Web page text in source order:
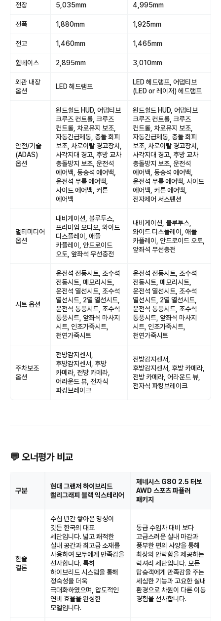
전장 5,035mm 4,995mm
전폭 1,880mm 1,925mm
전고 1,460mm 1,465mm
휠베이스 2,895mm 3,010mm
외관 내장
옵션
LED 헤드램프
LED 헤드램프, 어댑티브
(LED or 레이저) 헤드램프
안전/기술
(ADAS)
옵션
윈드쉴드 HUD, 어댑티브
크루즈 컨트롤, 크루즈
컨트롤, 차로유지 보조,
자동긴급제동, 충돌 회피
보조, 차로이탈 경고장치,
사각지대 경고, 후방 교차
충돌방지 보조, 운전석
에어백, 동승석 에어백,
운전석 무릎 에어백,
사이드 에어백, 커튼
에어백
윈드쉴드 HUD, 어댑티브
크루즈 컨트롤, 크루즈
컨트롤, 차로유지 보조,
자동긴급제동, 충돌 회피
보조, 차로이탈 경고장치,
사각지대 경고, 후방 교차
충돌방지 보조, 운전석
에어백, 동승석 에어백,
운전석 무릎 에어백, 사이드
에어백, 커튼 에어백,
전자제어 서스펜션
멀티미디어
옵션
내비게이션, 블루투스,
프리미엄 오디오, 와이드
디스플레이, 애플
카플레이, 안드로이드
오토, 앞좌석 무선충전
내비게이션, 블루투스,
와이드 디스플레이, 애플
카플레이, 안드로이드 오토,
앞좌석 무선충전
시트 옵션
운전석 전동시트, 조수석
전동시트, 메모리시트,
운전석 열선시트, 조수석
열선시트, 2열 열선시트,
운전석 통풍시트, 조수석
통풍시트, 앞좌석 마사지
시트, 인조가죽시트,
천연가죽시트
운전석 전동시트, 조수석
전동시트, 메모리시트,
운전석 열선시트, 조수석
열선시트, 2열 열선시트,
운전석 통풍시트, 조수석
통풍시트, 앞좌석 마사지
시트, 인조가죽시트,
천연가죽시트
주차보조
옵션
전방감지센서,
후방감지센서, 후방
카메라, 전방 카메라,
어라운드 뷰, 전자식
파킹브레이크
전방감지센서,
후방감지센서, 후방 카메라,
전방 카메라, 어라운드 뷰,
전자식 파킹브레이크
💬 오너평가 비교
구분
현대 그랜저 하이브리드
캘리그래피 블랙 익스테리어
제네시스 G80 2.5 터보
AWD 스포츠 파퓰러
패키지
한줄
결론
수십 년간 쌓아온 명성이
깃든 한국의 대표
세단입니다. 넓고 쾌적한
실내 공간과 최고급 소재를
사용하여 모두에게 만족감을
선사합니다. 특히
하이브리드 시스템을 통해
정숙성을 더욱
극대화하였으며, 압도적인
연비 효율을 완성한
모델입니다.
동급 수입차 대비 보다
고급스러운 실내 마감과
풍부한 편의 사양을 통해
최상의 안락함을 제공하는
럭셔리 세단입니다. 모든
탑승객에게 만족감을 주는
세심한 기능과 고요한 실내
환경으로 차원이 다른 이동
경험을 선사합니다.